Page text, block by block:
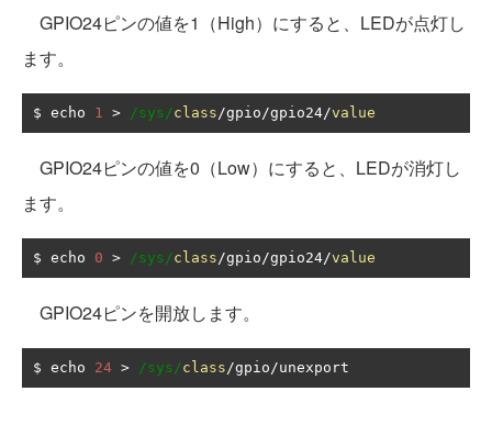
GPIO24ピンの値を1（High）にすると、LEDが点灯し
ます。
$ echo 1 > /sys/class /gpio /gpio24/value
GPIO24ピンの値を0（Low）にすると、LEDが消灯し
ます。
$ echo 0 > /sys/class /gpio /gpio24/value
GPIO24ピンを開放します。
$ echo 24 > /sys/class /gpio /unexport